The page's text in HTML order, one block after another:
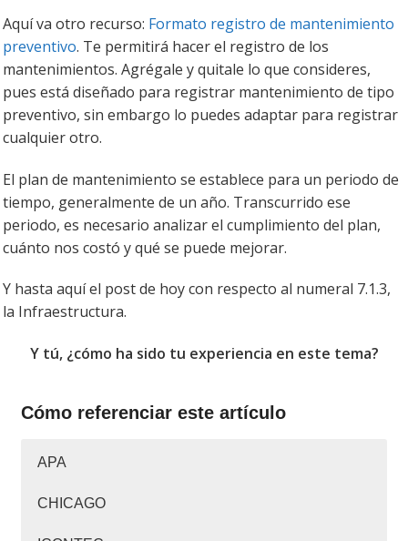
Aquí va otro recurso: Formato registro de mantenimiento
preventivo. Te permitirá hacer el registro de los
mantenimientos. Agrégale y quitale lo que consideres,
pues está diseñado para registrar mantenimiento de tipo
preventivo, sin embargo lo puedes adaptar para registrar
cualquier otro.
El plan de mantenimiento se establece para un periodo de
tiempo, generalmente de un año. Transcurrido ese
periodo, es necesario analizar el cumplimiento del plan,
cuánto nos costó y qué se puede mejorar.
Y hasta aquí el post de hoy con respecto al numeral 7.1.3,
la Infraestructura.
Y tú, ¿cómo ha sido tu experiencia en este tema?
Cómo referenciar este artículo
APA
CHICAGO